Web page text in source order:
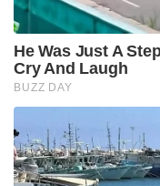
He Was Just A
Cry And Laugh
BUZZ DAY